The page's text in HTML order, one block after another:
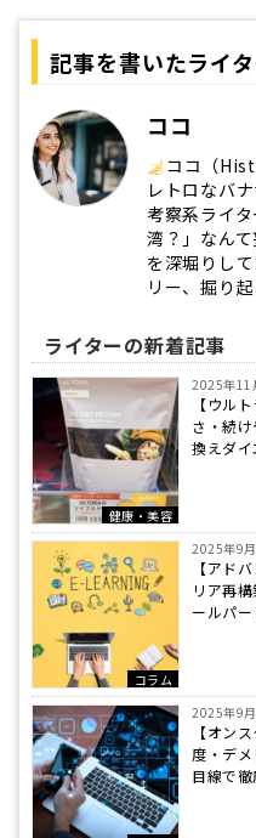
記事を書いたライ
ココ
ココ（
レトロなバ
考察系ライ
湾？」なん
を深堀りし
リー、掘り
ライターの新着記事
健康・美容
2025年11
【ウル
さ・続
換えダイ
コラム
2025年9
【アド
リア再
ールパ
2025年9
【オン
度・デ
目線で